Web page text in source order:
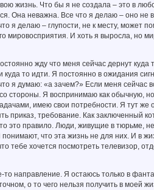
жизнь. Что бы я не создала – это в
Она неважна. Все что я делаю – оно не
я делаю – глупости, не к месту, может
мировосприятия. И хоть я выросла, но
жду что меня сейчас дернут куда
куда то идти. Я постоянно в ожидания
я думаю: «а зачем?» Если меня сейчас
стороны. Я воспринимаю как обычную,
имею свои потребности. Я тут же
приказ, требование. Как заключенный
это правило. Люди, живущие в тюрьме,
что эта жизнь не для них. И в
тебе хочется посмотреть телевизор,
то направление. Я остаюсь только в
о то чего нельзя получить в моей